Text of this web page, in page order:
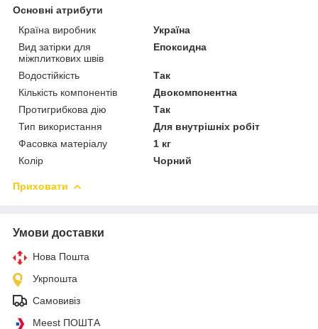
Основні атрибути
Країна виробник
Україна
Вид затірки для
міжплиткових швів
Епоксидна
Водостійкість
Так
Кількість компонентів
Двокомпонентна
Протигрибкова дію
Так
Тип використання
Для внутрішніх робіт
Фасовка матеріалу
1 кг
Колір
Чорний
Приховати
Умови доставки
Нова Пошта
Укрпошта
Самовивіз
Meest ПОШТА